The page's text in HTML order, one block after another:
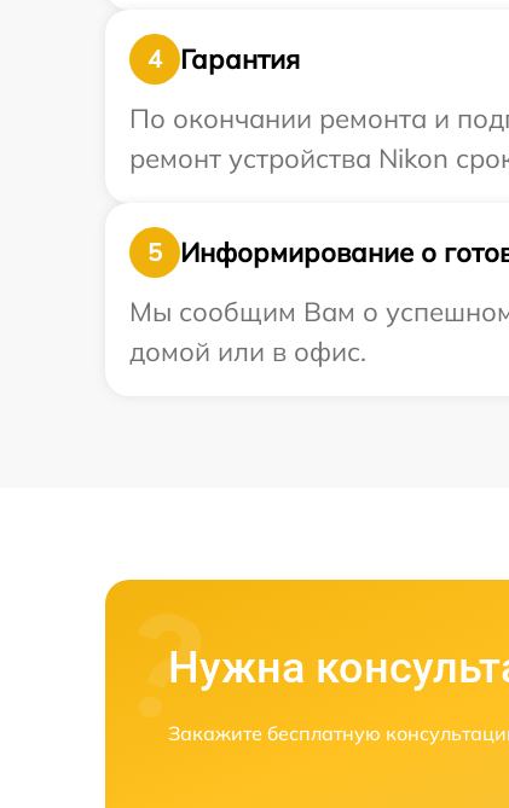
4
Гарантия
По окончании ремонта и
ремонт устройства Nikon
5
Информирование о
Мы сообщим Вам о успешном
домой или в офис.
Нужна
Закажите бесплатную